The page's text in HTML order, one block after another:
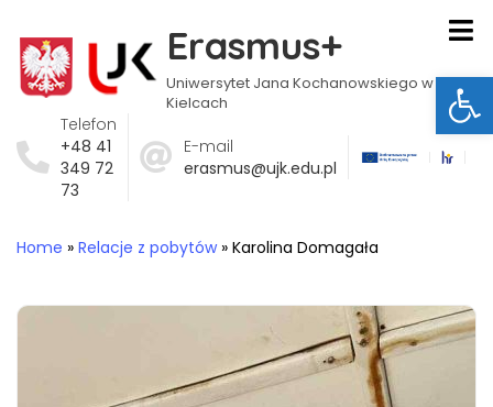
Erasmus+
Uniwersytet Jana Kochanowskiego w
Kielcach
Telefon
+48 41
349 72
73
E-mail
erasmus@ujk.edu.pl
Home » Relacje z pobytów» Karolina Domagała